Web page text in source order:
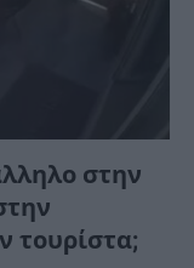
στην
τουρίστα;